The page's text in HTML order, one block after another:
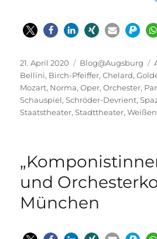
Veröffentlicht
am
21. April 2020 Kategorien
Blog@Augsburg
Bellini, Birch-Pfeiffer,Chelard,
Mozart, Norma,Oper,Orchester,
Schauspiel,Schröder-Devrient,
Staatstheater,Stadttheater,
und
München